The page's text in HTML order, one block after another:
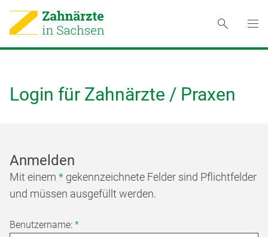
Login für Zahnärzte / Praxen
Anmelden
Mit einem * gekennzeichnete Felder sind Pflichtfelder
und müssen ausgefüllt werden.
Benutzername: *